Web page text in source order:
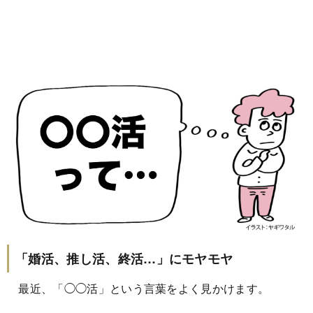
「婚活、推し活、終活…」にモヤモヤ
最近、「◯◯活」という言葉をよく見かけます。